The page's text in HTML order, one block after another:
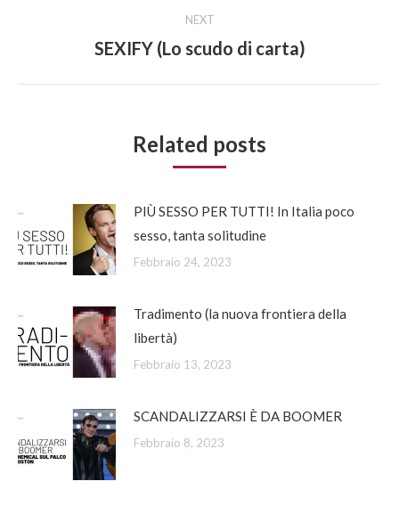
NEXT
Next
SEXIFY (Lo scudo di carta)
Related posts
PIÙ SESSO PER TUTTI! In Italia poco
sesso, tanta solitudine
Febbraio 24, 2023
Tradimento (la nuova frontiera della
libertà)
Febbraio 13, 2023
SCANDALIZZARSI È DA BOOMER
Febbraio 8, 2023